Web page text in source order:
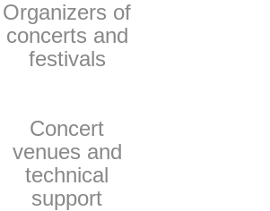
Organizers of
concerts and
festivals
Concert
venues and
technical
support